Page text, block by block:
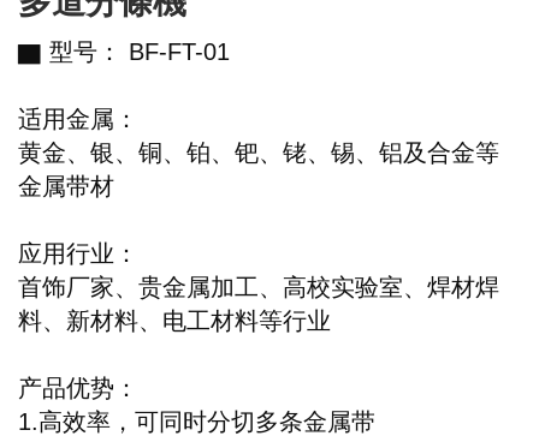
▇ 型号： BF-FT-01
适用金属：
黄金、银、铜、铂、钯、铑、锡、铝及合金等
金属带材
应用行业：
首饰厂家、贵金属加工、高校实验室、焊材焊
料、新材料、电工材料等行业
产品优势：
1.高效率，可同时分切多条金属带